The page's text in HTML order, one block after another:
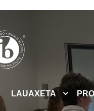
LAUAXETA